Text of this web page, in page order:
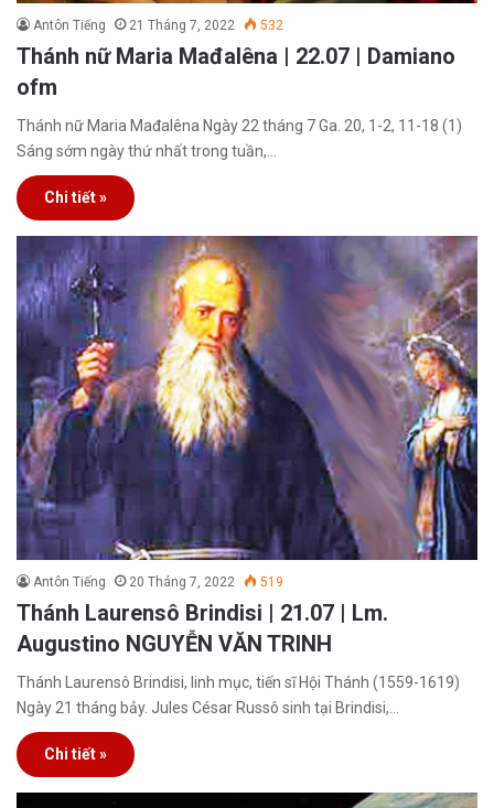
Antôn Tiếng 21 Tháng 7, 2022 532
Thánh nữ Maria Mađalêna | 22.07 | Damiano
ofm
Thánh nữ Maria Mađalêna Ngày 22 tháng 7 Ga. 20, 1-2, 11-18 (1)
Sáng sớm ngày thứ nhất trong tuần,…
Chi tiết »
Antôn Tiếng 20 Tháng 7, 2022 519
Thánh Laurensô Brindisi | 21.07 | Lm.
Augustino NGUYỄN VĂN TRINH
Thánh Laurensô Brindisi, linh mục, tiến sĩ Hội Thánh (1559-1619)
Ngày 21 tháng bảy. Jules César Russô sinh tại Brindisi,…
Chi tiết »